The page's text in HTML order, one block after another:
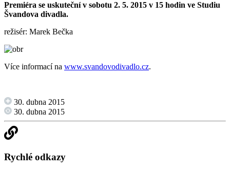
Premiéra se uskuteční v sobotu 2. 5. 2015 v 15 hodin ve Studiu
Švandova divadla.
režisér: Marek Bečka
Více informací na www.svandovodivadlo.cz.
30. dubna 2015
30. dubna 2015
Rychlé odkazy